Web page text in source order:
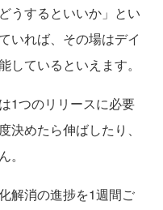
うするといいか」とい
いれば、その場はデイ
しているといえます。
1つのリリースに必要
決めたら伸ばしたり、
解消の進捗を1週間ご